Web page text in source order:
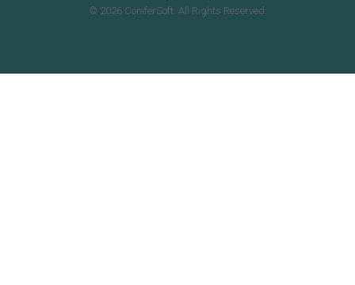
© 2026 ConiferSoft. All Rights Reserved.